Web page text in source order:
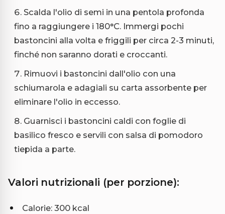
Scalda l'olio di semi in una pentola profonda
fino a raggiungere i 180°C. Immergi pochi
bastoncini alla volta e friggili per circa 2-3 minuti,
finché non saranno dorati e croccanti.
Rimuovi i bastoncini dall'olio con una
schiumarola e adagiali su carta assorbente per
eliminare l'olio in eccesso.
Guarnisci i bastoncini caldi con foglie di
basilico fresco e servili con salsa di pomodoro
tiepida a parte.
Valori nutrizionali (per porzione):
Calorie: 300 kcal